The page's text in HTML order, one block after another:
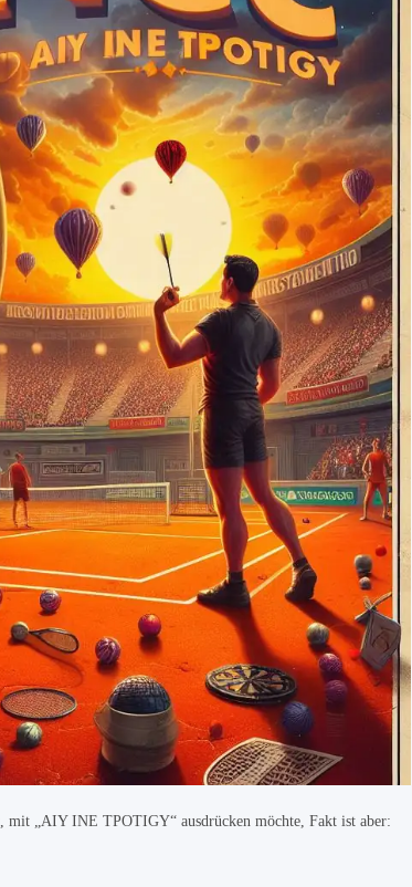
„AIY INE TPOTIGY“ ausdrücken möchte, Fakt ist aber: